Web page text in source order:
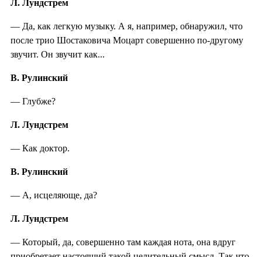
Л. Лундстрем
— Да, как легкую музыку. А я, например, обнаружил, что
после трио Шостаковича Моцарт совершенно по-другому
звучит. Он звучит как...
В. Рулинский
— Глубже?
Л. Лундстрем
— Как доктор.
В. Рулинский
— А, исцеляюще, да?
Л. Лундстрем
— Который, да, совершенно там каждая нота, она вдруг